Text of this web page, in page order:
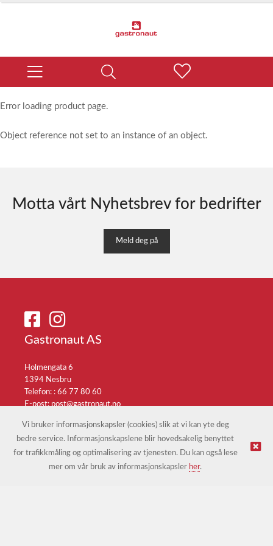
Error loading product page.
Object reference not set to an instance of an object.
Motta vårt Nyhetsbrev for bedrifter
Meld deg på
Gastronaut AS
Holmengata 6
1394 Nesbru
Telefon: : 66 77 80 60
E-post:post@gastronaut.no
© Gastronaut AS | Nettbutikk levert av Kréatif
Vi bruker informasjonskapsler (cookies) slik at vi kan yte deg
bedre service. Informasjonskapslene blir hovedsakelig benyttet
for trafikkmåling og optimalisering av tjenesten. Du kan også lese
mer om vår bruk av informasjonskapsler her.